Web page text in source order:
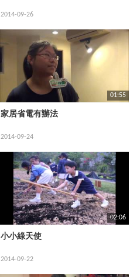
2014-09-26
01:55
家居省電有辦法
2014-09-24
02:06
小小綠天使
2014-09-22